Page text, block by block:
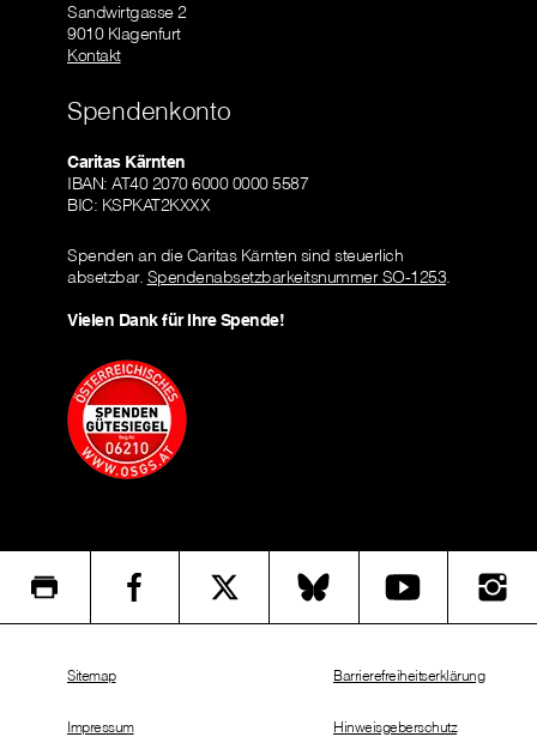
Sandwirtgasse 2
9010 Klagenfurt
Kontakt
Spendenkonto
Caritas Kärnten
IBAN: AT40 2070 6000 0000 5587
BIC: KSPKAT2KXXX
Spenden an die Caritas Kärnten sind steuerlich
absetzbar. Spendenabsetzbarkeitsnummer SO-1253.
Vielen Dank für Ihre Spende!
Sitemap
Impressum
Barrierefreiheitserklärung
Hinweisgeberschutz